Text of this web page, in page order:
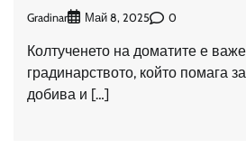
Gradinar Май 8, 2025 0
Колтученето на доматите е
градинарството, който помага
добива и […]